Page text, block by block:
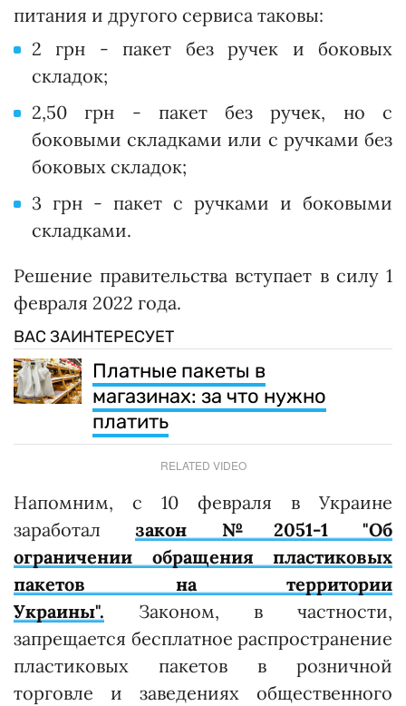
питания и другого сервиса таковы:
2 грн - пакет без ручек и боковых
складок;
2,50 грн - пакет без ручек, но с
боковыми складками или с ручками без
боковых складок;
3 грн - пакет с ручками и боковыми
складками.
Решение правительства вступает в силу 1
февраля 2022 года.
ВАС ЗАИНТЕРЕСУЕТ
Платные пакеты в
магазинах: за что нужно
платить
RELATED VIDEO
Напомним, с 10 февраля в Украине
заработалзакон №2051-1 "Об
ограничении обращения пластиковых
пакетов на территории
Украины". Законом, в частности,
запрещается бесплатное распространение
пластиковых пакетов в розничной
торговле и заведениях общественного